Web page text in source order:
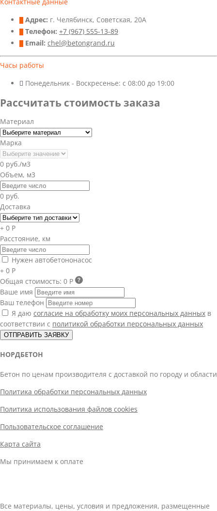
Адрес: г. Челябинск, Советская, 20А
Телефон: +7 (967) 555-13-89
Email: chel@betongrand.ru
Часы работы
Понедельник - Воскресенье: с 08:00 до 19:00
Рассчитать стоимость заказа
Материал
Марка
0 руб./м3
Объем, м3
0 руб.
Доставка
+ 0 Р
Расстояние, км
Нужен автобетононасос
+ 0 Р
Общая стоимость: 0 Р
Ваше имя
Ваш телефон
Я даю согласие на обработку моих персональных данных в
соответствии с политикой обработки персональных данных
ОТПРАВИТЬ ЗАЯВКУ
НОРДБЕТОН
Бетон по ценам производителя с доставкой по городу и области
Политика обработки персональных данных
Политика использования файлов cookies
Пользовательское соглашение
Карта сайта
Мы принимаем к оплате
Все материалы, цены, условия и предложения, размещенные